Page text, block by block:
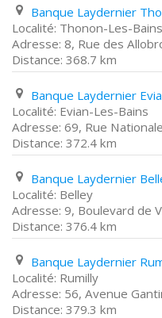
Thonon-Les-Bains
8, Rue des
368.7 km
Evian-Les-Bains
69, Rue Nationale
372.4 km
Belley
9, Boulevard de
376.4 km
Rumilly
56, Avenue
379.3 km